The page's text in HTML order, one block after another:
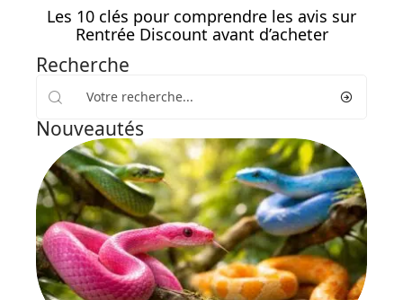
Les 10 clés pour comprendre les avis sur
Rentrée Discount avant d’acheter
Recherche
Nouveautés